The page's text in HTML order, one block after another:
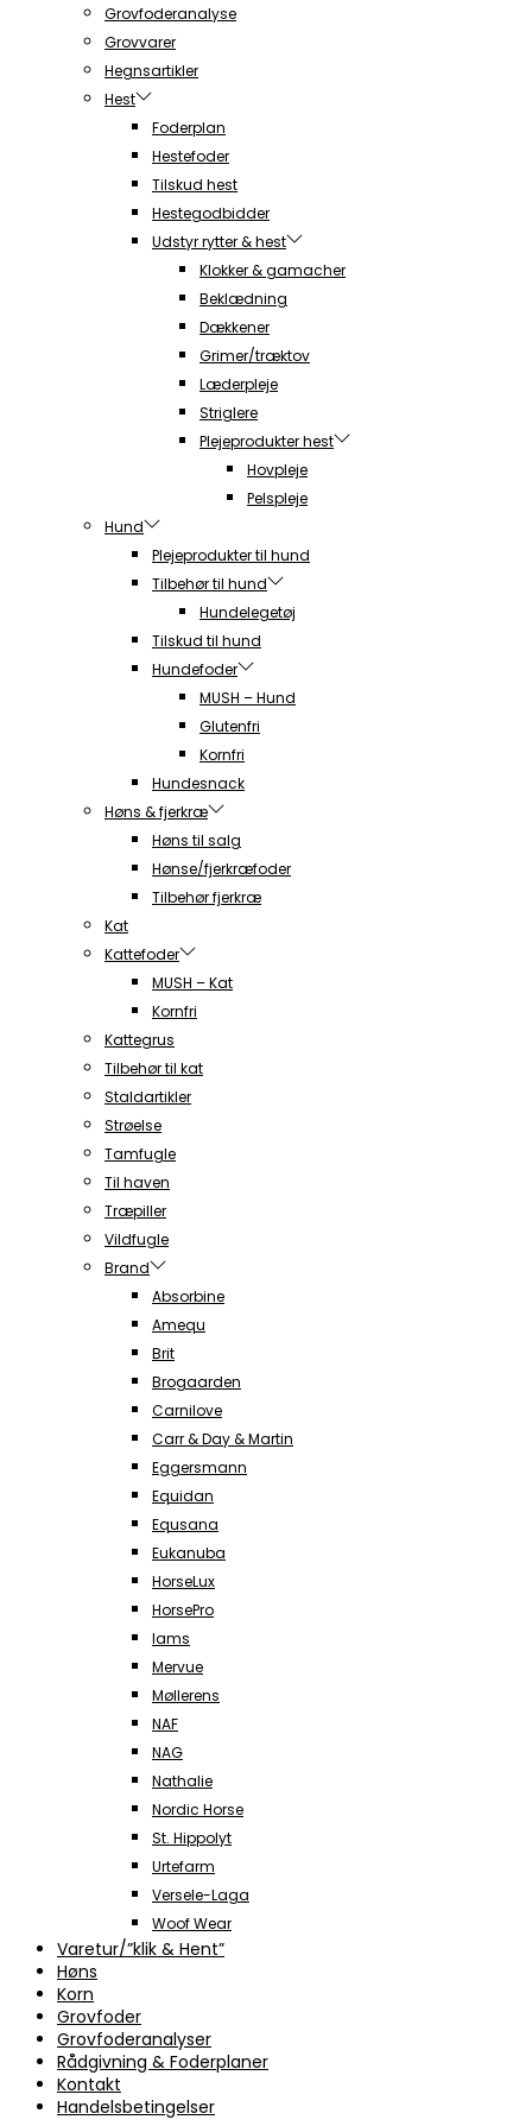
Grovfoderanalyse
Grovvarer
Hegnsartikler
Hest
Foderplan
Hestefoder
Tilskud hest
Hestegodbidder
Udstyr rytter & hest
Klokker & gamacher
Beklædning
Dækkener
Grimer/træktov
Læderpleje
Striglere
Plejeprodukter hest
Hovpleje
Pelspleje
Hund
Plejeprodukter til hund
Tilbehør til hund
Hundelegetøj
Tilskud til hund
Hundefoder
MUSH – Hund
Glutenfri
Kornfri
Hundesnack
Høns & fjerkræ
Høns til salg
Hønse/fjerkræfoder
Tilbehør fjerkræ
Kat
Kattefoder
MUSH – Kat
Kornfri
Kattegrus
Tilbehør til kat
Staldartikler
Strøelse
Tamfugle
Til haven
Træpiller
Vildfugle
Brand
Absorbine
Amequ
Brit
Brogaarden
Carnilove
Carr & Day & Martin
Eggersmann
Equidan
Equsana
Eukanuba
HorseLux
HorsePro
Iams
Mervue
Møllerens
NAF
NAG
Nathalie
Nordic Horse
St. Hippolyt
Urtefarm
Versele-Laga
Woof Wear
Varetur/”klik & Hent”
Høns
Korn
Grovfoder
Grovfoderanalyser
Rådgivning & Foderplaner
Kontakt
Handelsbetingelser